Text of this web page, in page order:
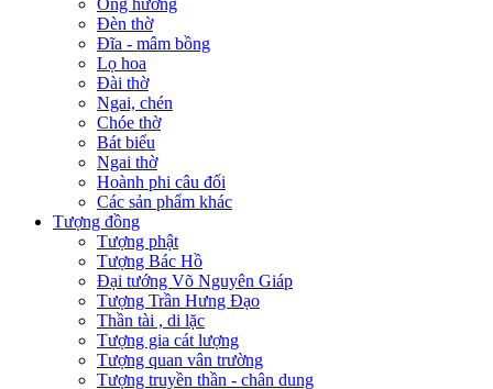
Đèn thờ
Đĩa - mâm bồng
Lọ hoa
Đài thờ
Ngai, chén
Chóe thờ
Bát biểu
Ngai thờ
Hoành phi câu đối
Các sản phẩm khác
Tượng đồng
Tượng phật
Tượng Bác Hồ
Đại tướng Võ Nguyên Giáp
Tượng Trần Hưng Đạo
Thần tài , di lặc
Tượng gia cát lượng
Tượng quan vân trường
Tượng truyền thần - chân dung